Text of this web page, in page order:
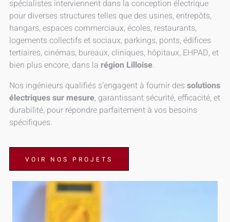
spécialistes interviennent dans la conception électrique
pour diverses structures telles que des usines, entrepôts,
hangars, espaces commerciaux, écoles, restaurants,
logements collectifs et sociaux, parkings, ponts, édifices
tertiaires, cinémas, bureaux, cliniques, hôpitaux, EHPAD, et
bien plus encore, dans la région Lilloise.
Nos ingénieurs qualifiés s’engagent à fournir dessolutions
électriques sur mesure, garantissant sécurité, efficacité, et
durabilité, pour répondre parfaitement à vos besoins
spécifiques.
VOIR NOS PROJETS